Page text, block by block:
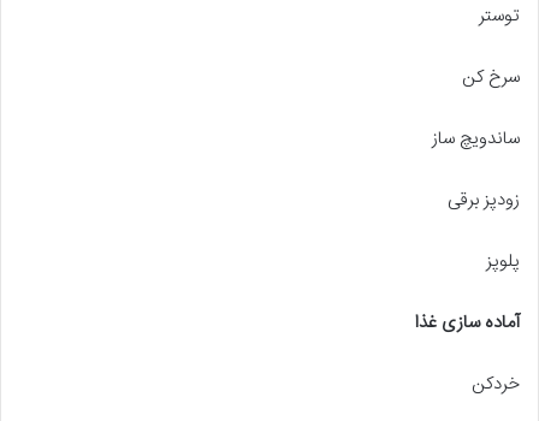
توستر
سرخ کن
ساندویچ ساز
زودپز برقی
پلوپز
آماده سازی غذا
خردکن